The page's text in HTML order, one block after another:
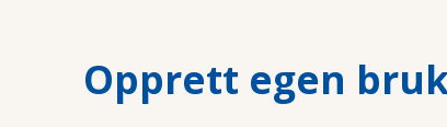
Opprett egen